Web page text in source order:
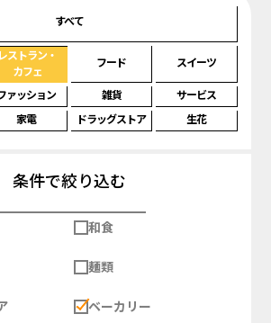
すべて
レストラン・
カフェ
フード スイーツ
ァッション 雑貨
サービス
家電 ドラッグストア 生花
条件で絞り込む
和食
麺類
ベーカリー